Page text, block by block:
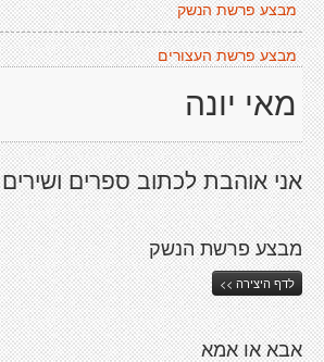
מבצע פרשת הנשק
מבצע פרשת העצורים
מאי יונה
אני אוהבת לכתוב ספרים ושירים
מבצע פרשת הנשק
לדף היצירה >>
אבא או אמא